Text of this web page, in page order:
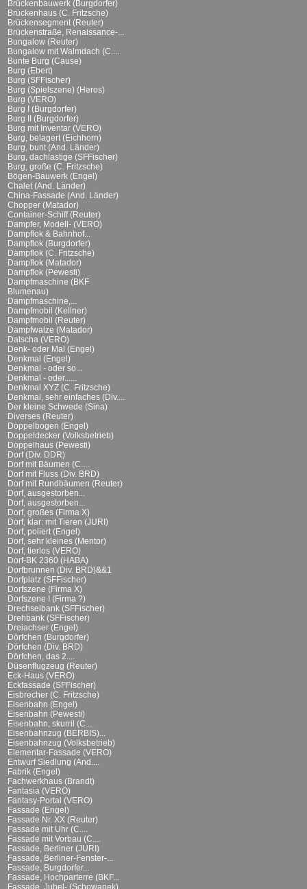
Brückenbauwerk (Burgdorfer)
Brückenhaus (C. Fritzsche)
Brückensegment (Reuter)
Brückenstraße, Renaissance-...
Bungalow (Reuter)
Bungalow mit Walmdach (C....
Bunte Burg (Cause)
Burg (Ebert)
Burg (SFFischer)
Burg (Spielszene) (Heros)
Burg (VERO)
Burg I (Burgdorfer)
Burg II (Burgdorfer)
Burg mit Inventar (VERO)
Burg, belagert (Eichhorn)
Burg, bunt (And. Länder)
Burg, dachlastige (SFFischer)
Burg, große (C. Fritzsche)
Bögen-Bauwerk (Engel)
Chalet (And. Länder)
China-Fassade (And. Länder)
Chopper (Matador)
Container-Schiff (Reuter)
Dampfer, Modell- (VERO)
Dampflok & Bahnhof...
Dampflok (Burgdorfer)
Dampflok (C. Fritzsche)
Dampflok (Matador)
Dampflok (Pewesti)
Dampfmaschine (BKF
Blumenau)
Dampfmaschine,...
Dampfmobil (Kellner)
Dampfmobil (Reuter)
Dampfwalze (Matador)
Datscha (VERO)
Denk- oder Mal (Engel)
Denkmal (Engel)
Denkmal - oder so...
Denkmal - oder......
Denkmal XYZ (C. Fritzsche)
Denkmal, sehr einfaches (Div....
Der kleine Schwede (Sina)
Diverses (Reuter)
Doppelbogen (Engel)
Doppeldecker (Volksbetrieb)
Doppelhaus (Pewesti)
Dorf (Div. DDR)
Dorf mit Bäumen (C....
Dorf mit Fluss (Div. BRD)
Dorf mit Rundbäumen (Reuter)
Dorf, ausgestorben...
Dorf, ausgestorben...
Dorf, großes (Firma X)
Dorf, klar: mit Tieren (JURI)
Dorf, poliert (Engel)
Dorf, sehr kleines (Mentor)
Dorf, tierlos (VERO)
Dorf-BK 2360 (HABA)
Dorfbrunnen (Div. BRD)&&1
Dorfplatz (SFFischer)
Dorfszene (Firma X)
Dorfszene I (Firma ?)
Drechselbank (SFFischer)
Drehbank (SFFischer)
Dreiachser (Engel)
Dörfchen (Burgdorfer)
Dörfchen (Div. BRD)
Dörfchen, das 2....
Düsenflugzeug (Reuter)
Eck-Haus (VERO)
Eckfassade (SFFischer)
Eisbrecher (C. Fritzsche)
Eisenbahn (Engel)
Eisenbahn (Pewesti)
Eisenbahn, skurril (C....
Eisenbahnzug (BERBIS)...
Eisenbahnzug (Volksbetrieb)
Elementar-Fassade (VERO)
Entwurf Siedlung (And....
Fabrik (Engel)
Fachwerkhaus (Brandt)
Fantasia (VERO)
Fantasy-Portal (VERO)
Fassade (Engel)
Fassade Nr. XX (Reuter)
Fassade mit Uhr (C....
Fassade mit Vorbau (C....
Fassade, Berliner (JURI)
Fassade, Berliner-Fenster-...
Fassade, Burgdorfer...
Fassade, Hochparterre (BKF...
Fassade, Jubel- (Schowanek)